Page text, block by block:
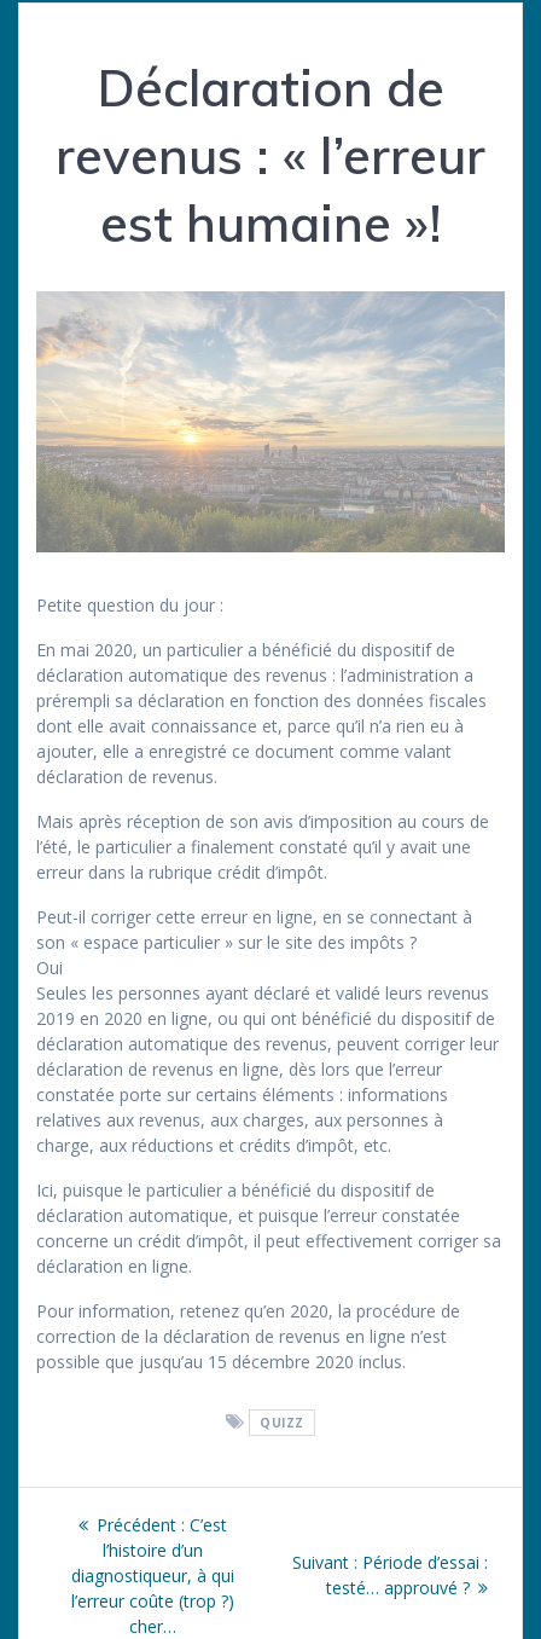
Déclaration de
revenus : « l’erreur
est humaine »!
Petite question du jour :
En mai 2020, un particulier a bénéficié du dispositif de
déclaration automatique des revenus : l’administration a
prérempli sa déclaration en fonction des données fiscales
dont elle avait connaissance et, parce qu’il n’a rien eu à
ajouter, elle a enregistré ce document comme valant
déclaration de revenus.
Mais après réception de son avis d’imposition au cours de
l’été, le particulier a finalement constaté qu’il y avait une
erreur dans la rubrique crédit d’impôt.
Peut-il corriger cette erreur en ligne, en se connectant à
son « espace particulier » sur le site des impôts ?
Oui
Seules les personnes ayant déclaré et validé leurs revenus
2019 en 2020 en ligne, ou qui ont bénéficié du dispositif de
déclaration automatique des revenus, peuvent corriger leur
déclaration de revenus en ligne, dès lors que l’erreur
constatée porte sur certains éléments : informations
relatives aux revenus, aux charges, aux personnes à
charge, aux réductions et crédits d’impôt, etc.
Ici, puisque le particulier a bénéficié du dispositif de
déclaration automatique, et puisque l’erreur constatée
concerne un crédit d’impôt, il peut effectivement corriger sa
déclaration en ligne.
Pour information, retenez qu’en 2020, la procédure de
correction de la déclaration de revenus en ligne n’est
possible que jusqu’au 15 décembre 2020 inclus.
QUIZZ
Navigation
l’article
Précédent : Article
précédent
:
C’est
l’histoire d’un
diagnostiqueur, à qui
l’erreur coûte (trop ?)
cher…
Suivant : Article
suivant
Période d’essai :
testé… approuvé ?